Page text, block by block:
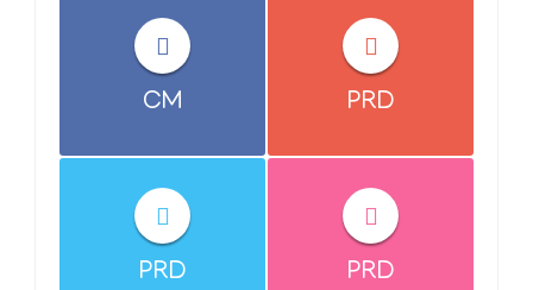
CM PRD
PRD PRD